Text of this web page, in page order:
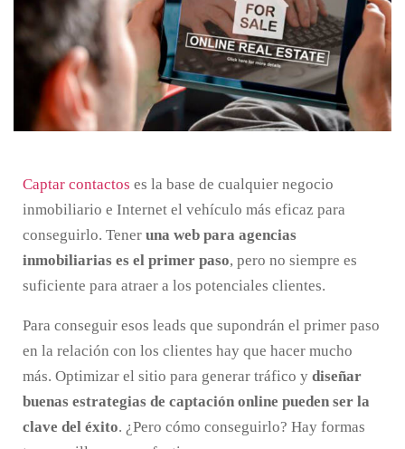
Captar contactos es la base de cualquier negocio
inmobiliario e Internet el vehículo más eficaz para
conseguirlo. Tener una web para agencias
inmobiliarias es el primer paso, pero no siempre es
suficiente para atraer a los potenciales clientes.
Para conseguir esos leads que supondrán el primer paso
en la relación con los clientes hay que hacer mucho
más. Optimizar el sitio para generar tráfico y diseñar
buenas estrategias de captación online pueden ser la
clave del éxito. ¿Pero cómo conseguirlo? Hay formas